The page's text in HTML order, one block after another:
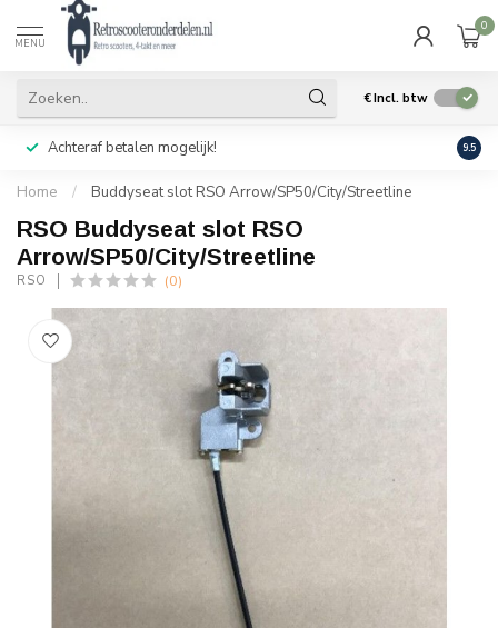
MENU
0
€Incl. btw
Achteraf betalen mogelijk! Geen
9.5
Home / Buddyseat slot RSO Arrow/SP50/City/Streetline
RSO Buddyseat slot RSO
Arrow/SP50/City/Streetline
RSO (0)